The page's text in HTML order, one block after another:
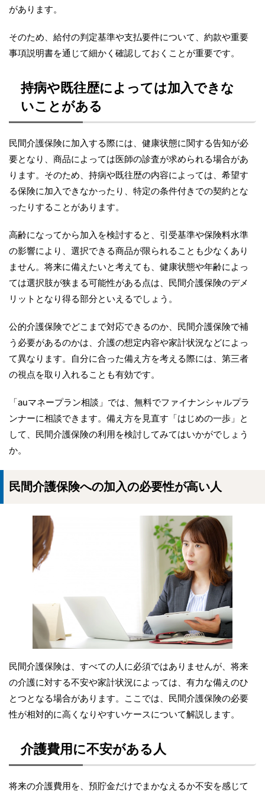
があります。
そのため、給付の判定基準や支払要件について、約款や重要
事項説明書を通じて細かく確認しておくことが重要です。
持病や既往歴によっては加入できな
いことがある
民間介護保険に加入する際には、健康状態に関する告知が必
要となり、商品によっては医師の診査が求められる場合があ
ります。そのため、持病や既往歴の内容によっては、希望す
る保険に加入できなかったり、特定の条件付きでの契約とな
ったりすることがあります。
高齢になってから加入を検討すると、引受基準や保険料水準
の影響により、選択できる商品が限られることも少なくあり
ません。将来に備えたいと考えても、健康状態や年齢によっ
ては選択肢が狭まる可能性がある点は、民間介護保険のデメ
リットとなり得る部分といえるでしょう。
公的介護保険でどこまで対応できるのか、民間介護保険で補
う必要があるのかは、介護の想定内容や家計状況などによっ
て異なります。自分に合った備え方を考える際には、第三者
の視点を取り入れることも有効です。
「auマネープラン相談」では、無料でファイナンシャルプラ
ンナーに相談できます。備え方を見直す「はじめの一歩」と
して、民間介護保険の利用を検討してみてはいかがでしょう
か。
民間介護保険への加入の必要性が高い人
民間介護保険は、すべての人に必須ではありませんが、将来
の介護に対する不安や家計状況によっては、有力な備えのひ
とつとなる場合があります。ここでは、民間介護保険の必要
性が相対的に高くなりやすいケースについて解説します。
介護費用に不安がある人
将来の介護費用を、預貯金だけでまかなえるか不安を感じて